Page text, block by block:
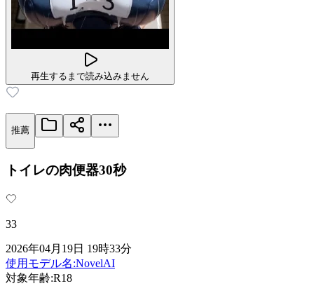
再生するまで読み込みません
いいね 33
推薦
トイレの肉便器30秒
33
2026年04月19日 19時33分
使用モデル名:NovelAI
対象年齢:R18